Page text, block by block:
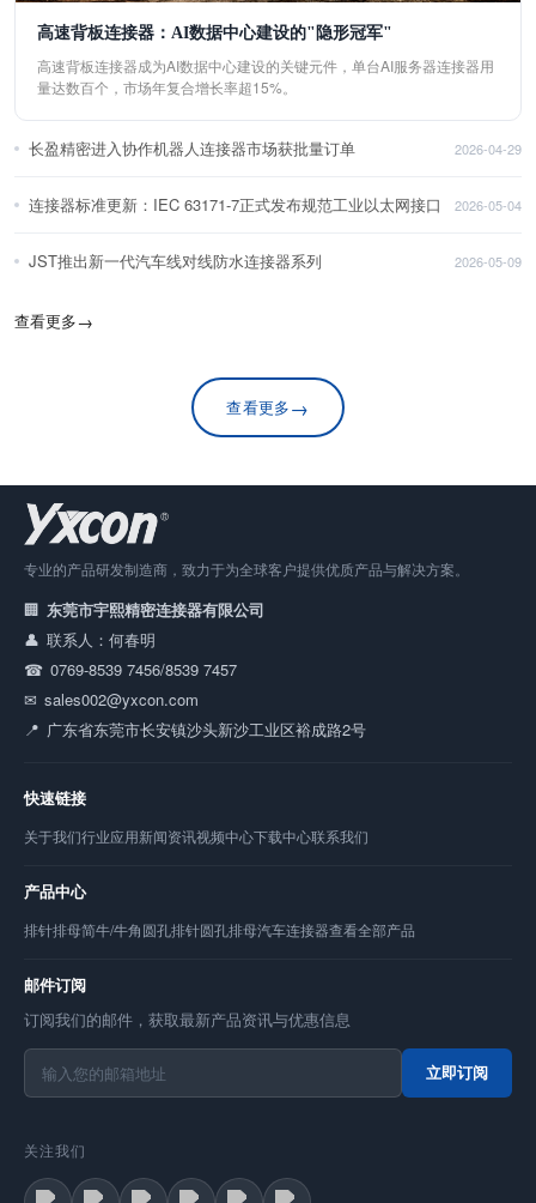
高速背板连接器：AI数据中心建设的"隐形冠军"
高速背板连接器成为AI数据中心建设的关键元件，单台AI服务器连接器用
量达数百个，市场年复合增长率超15%。
长盈精密进入协作机器人连接器市场获批量订单 2026-04-29
连接器标准更新：IEC 63171-7正式发布规范工业以太网接口 2026-05-04
JST推出新一代汽车线对线防水连接器系列 2026-05-09
查看更多→
查看更多→
专业的产品研发制造商，致力于为全球客户提供优质产品与解决方案。
东莞市宇熙精密连接器有限公司
联系人：何春明
0769-8539 7456/8539 7457
sales002@yxcon.com
广东省东莞市长安镇沙头新沙工业区裕成路2号
快速链接
关于我们行业应用新闻资讯视频中心下载中心联系我们
产品中心
排针排母简牛/牛角圆孔排针圆孔排母汽车连接器查看全部产品
邮件订阅
订阅我们的邮件，获取最新产品资讯与优惠信息
立即订阅
关注我们